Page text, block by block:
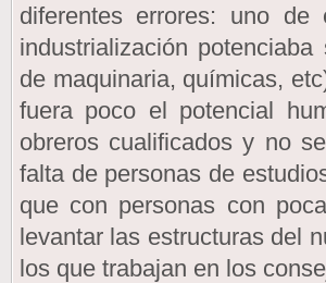
diferentes errores: uno
industrialización
de maquinaria, químicas,
fuera poco el potencial
obreros cualificados y no
falta de personas de
que con personas con
levantar las estructuras del
los que trabajan en los